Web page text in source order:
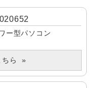
ー型パソコン
ら